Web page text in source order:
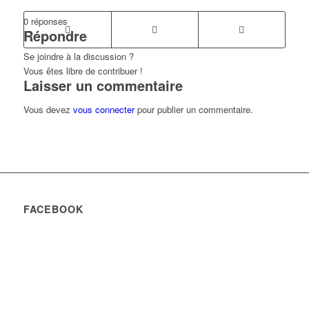
0 réponses
Répondre
Se joindre à la discussion ?
Vous êtes libre de contribuer !
Laisser un commentaire
Vous devez vous connecterpour publier un commentaire.
FACEBOOK